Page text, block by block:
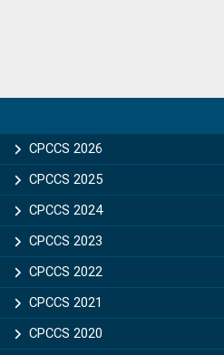
Sidebar
CPCCS 2026
CPCCS 2025
CPCCS 2024
CPCCS 2023
CPCCS 2022
CPCCS 2021
CPCCS 2020